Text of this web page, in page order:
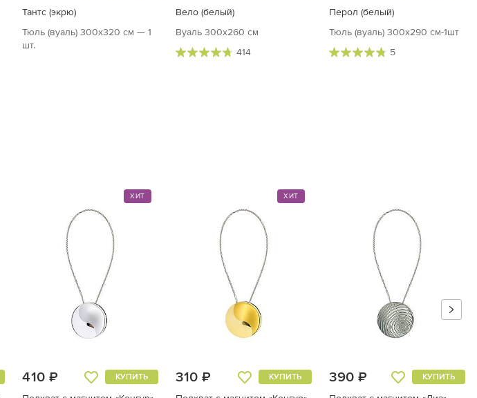
Тантс (экрю)
Тюль (вуаль) 300х320 см — 1
шт.
Вело (белый)
Вуаль 300х260 см
414
Перол (белый)
Тюль (вуаль) 300х290 см-1шт
5
ХИТ
410 ₽ КУПИТЬ
ХИТ
310 ₽ КУПИТЬ 390 ₽ КУПИТЬ